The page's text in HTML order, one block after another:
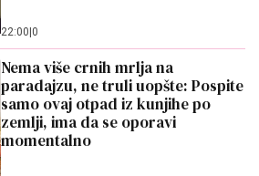
22:00 0
Nema više crnih mrlja na
paradajzu, ne truli uopšte: Pospite
samo ovaj otpad iz kunjihe po
zemlji, ima da se oporavi
momentalno